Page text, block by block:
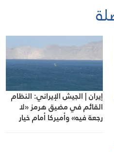
إيران | الجيش الإيراني: النظام
القائم في مضيق هرمز «لا
رجعة فيه» وأميركا أمام خيار